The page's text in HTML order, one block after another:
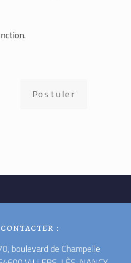
Postuler
contacter :
boulevard de Champelle